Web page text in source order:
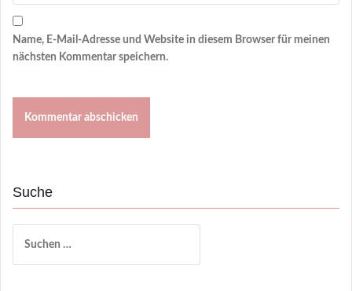
Name, E-Mail-Adresse und Website in diesem Browser für meinen
nächsten Kommentar speichern.
Suche
nach: